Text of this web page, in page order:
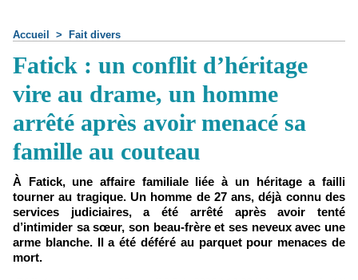
Accueil > Fait divers
Fatick : un conflit d’héritage
vire au drame, un homme
arrêté après avoir menacé sa
famille au couteau
À Fatick, une affaire familiale liée à un héritage a failli
tourner au tragique. Un homme de 27 ans, déjà connu des
services judiciaires, a été arrêté après avoir tenté
d’intimider sa sœur, son beau-frère et ses neveux avec une
arme blanche. Il a été déféré au parquet pour menaces de
mort.